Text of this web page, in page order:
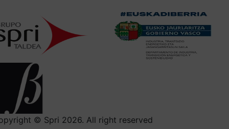
© Spri 2026. All right reserved